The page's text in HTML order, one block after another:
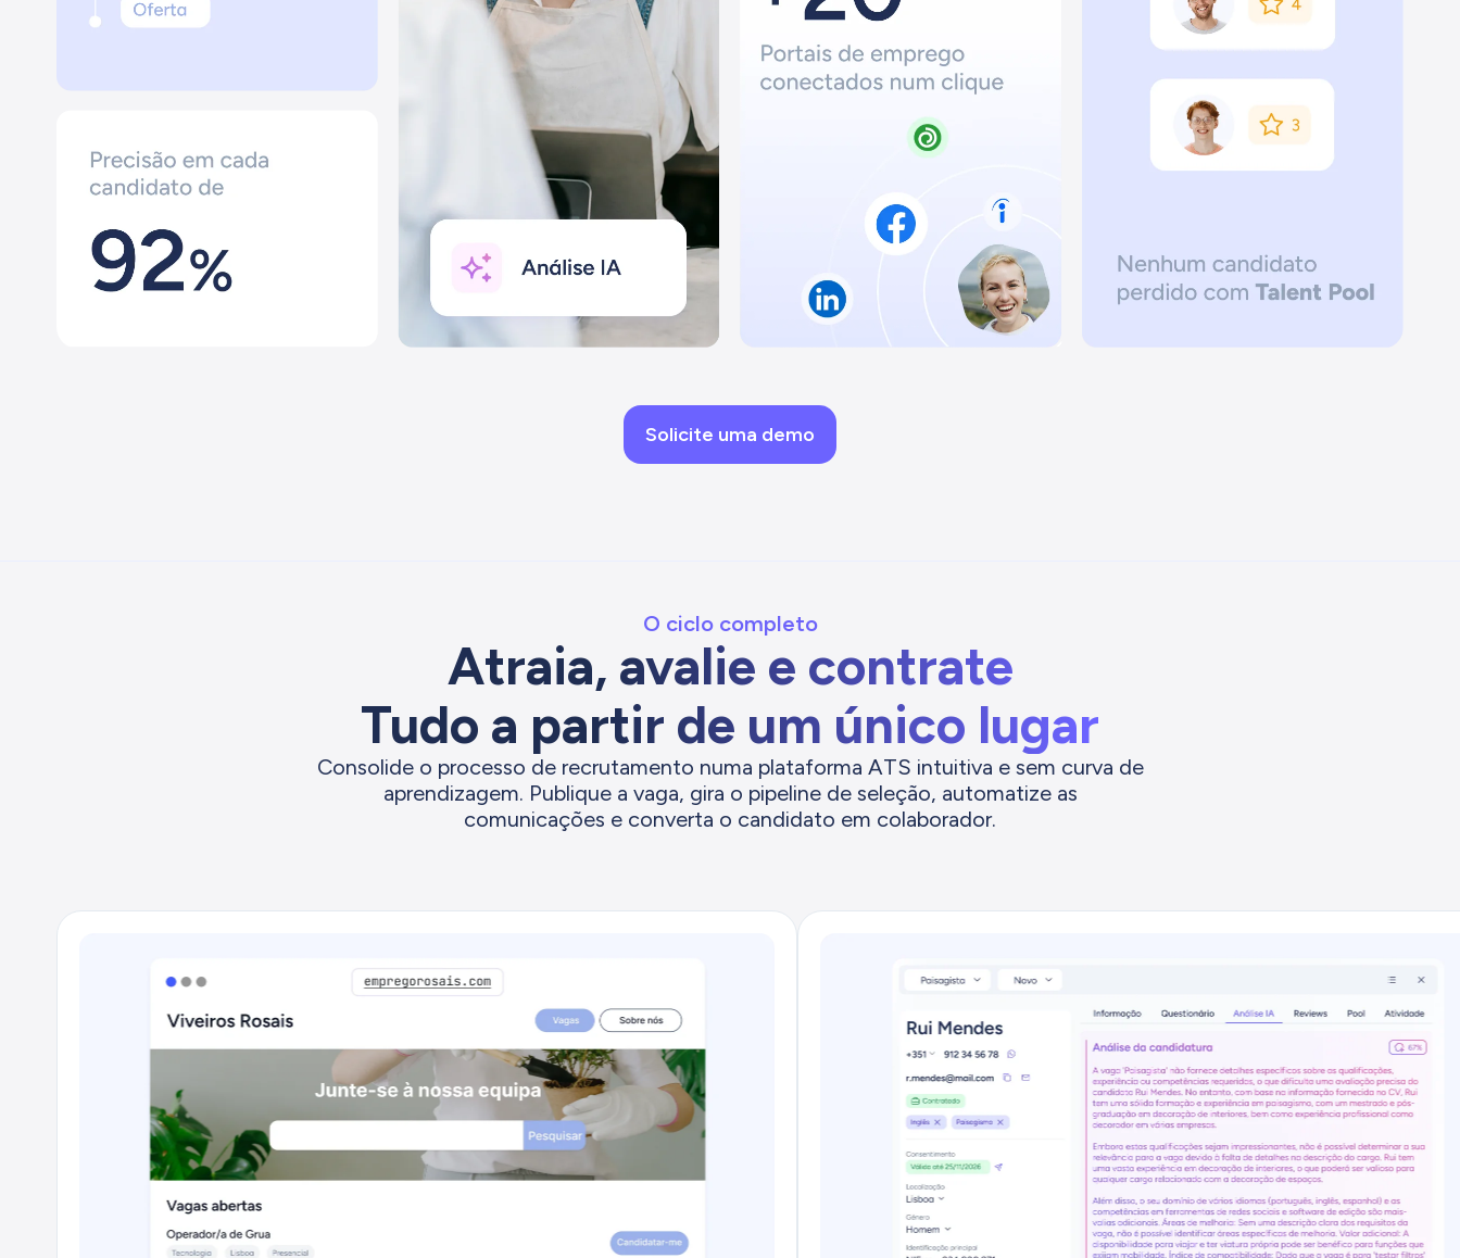
Solicite uma demo
O ciclo completo
Atraia, avalie e contrate
Tudo a partir de um único lugar
Consolide o processo de recrutamento numa plataforma ATS intuitiva e sem curva de
aprendizagem. Publique a vaga, gira o pipeline de seleção, automatize as
comunicações e converta o candidato em colaborador.